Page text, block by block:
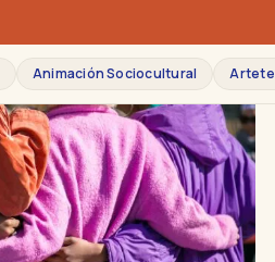
Animación Sociocultural